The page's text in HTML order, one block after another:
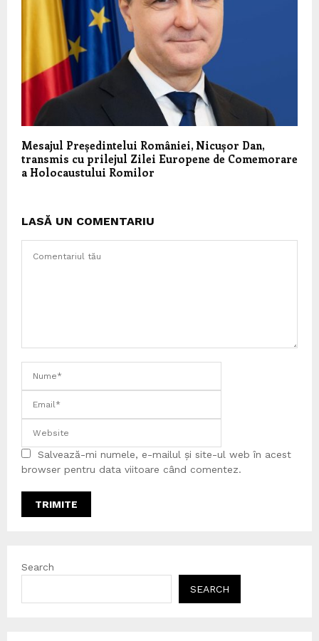
Mesajul Președintelui României, Nicușor Dan,
transmis cu prilejul Zilei Europene de Comemorare
a Holocaustului Romilor
LASĂ UN COMENTARIU
Salvează-mi numele, e-mailul și site-ul web în acest
browser pentru data viitoare când comentez.
Search
SEARCH